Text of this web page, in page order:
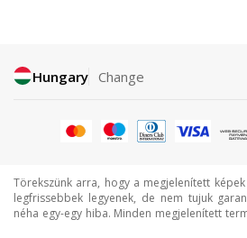
Hungary Change
Törekszünk arra, hogy a megjelenített
legfrissebbek legyenek, de nem tujuk
néha egy-egy hiba. Minden megjelenített